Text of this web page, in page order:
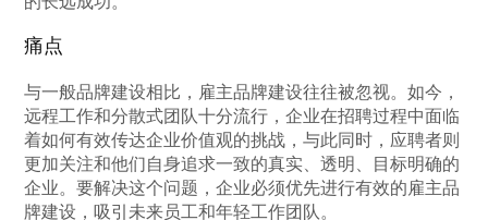
痛点
与一般品牌建设相比，雇主品牌建设往往被忽视。如今，
远程工作和分散式团队十分流行，企业在招聘过程中面临
着如何有效传达企业价值观的挑战，与此同时，应聘者则
更加关注和他们自身追求一致的真实、透明、目标明确的
企业。要解决这个问题，企业必须优先进行有效的雇主品
牌建设，吸引未来员工和年轻工作团队。